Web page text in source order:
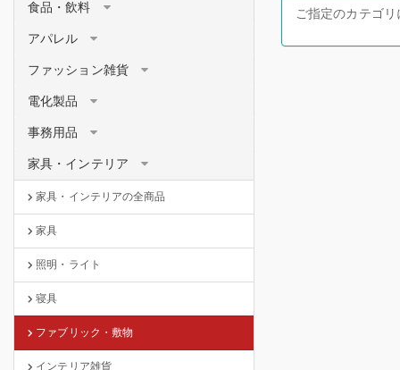
食品・飲料
アパレル
ファッション雑貨
電化製品
事務用品
家具・インテリア
家具・インテリアの全商品
家具
照明・ライト
寝具
ファブリック・敷物
インテリア雑貨
ご指定のカテゴ